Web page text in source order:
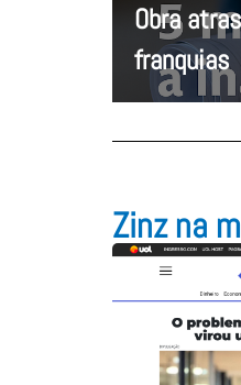
Obra
franquias
Zinz na